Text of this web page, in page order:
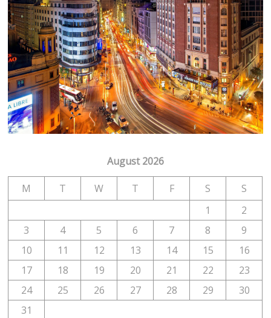
August 2026
M T W T F S
S
1
2
3
4 5 6 7 8
9
10
11 12 13 14 15
16
17
18 19 20 21 22
23
24
25 26 27 28 29
30
31